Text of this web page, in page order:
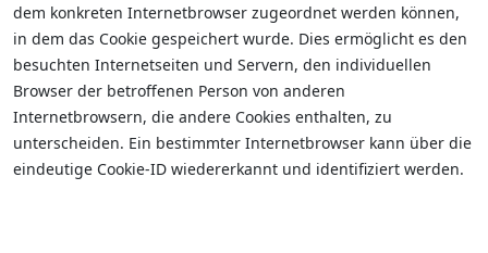
dem konkreten Internetbrowser zugeordnet werden können,
in dem das Cookie gespeichert wurde. Dies ermöglicht es den
besuchten Internetseiten und Servern, den individuellen
Browser der betroffenen Person von anderen
Internetbrowsern, die andere Cookies enthalten, zu
unterscheiden. Ein bestimmter Internetbrowser kann über die
eindeutige Cookie-ID wiedererkannt und identifiziert werden.